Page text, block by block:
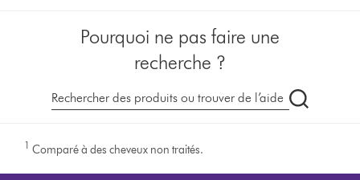
Pourquoi ne pas faire une
recherche ?
Rechercher
1 Comparé à des cheveux non traités.